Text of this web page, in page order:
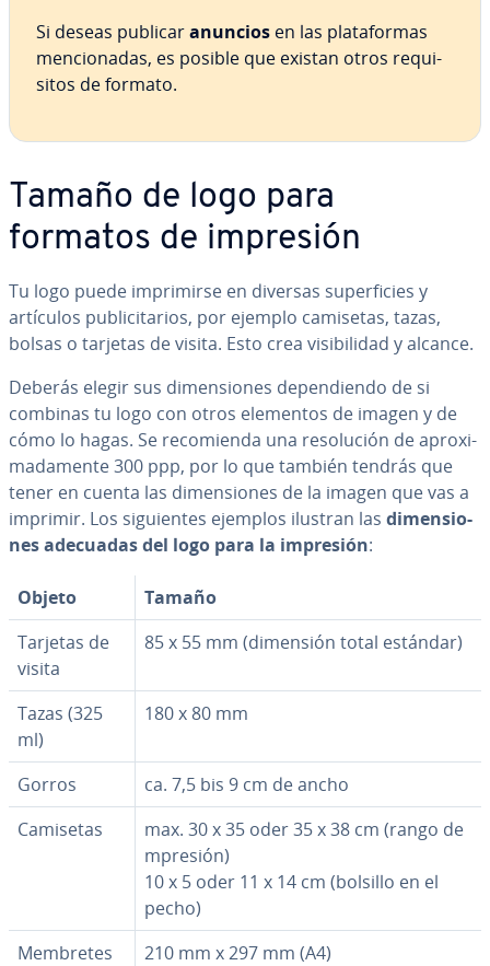
Si deseas publicaranuncios en las pla­ta­fo­r­mas
me­n­cio­na­das, es posible que existan otros re­qui­
si­tos de formato.
Tamaño de logo para
formatos de impresión
Tu logo puede im­pri­mi­r­se en diversas su­pe­r­fi­cies y
artículos pu­bli­ci­ta­rios, por ejemplo camisetas, tazas,
bolsas o tarjetas de visita. Esto crea vi­si­bi­li­dad y alcance.
Deberás elegir sus di­me­n­sio­nes de­pe­n­die­n­do de si
combinas tu logo con otros elementos de imagen y de
cómo lo hagas. Se re­co­mie­n­da una re­so­lu­ción de apro­xi­
ma­da­me­n­te 300 ppp, por lo que también tendrás que
tener en cuenta las di­me­n­sio­nes de la imagen que vas a
imprimir. Los si­guie­n­tes ejemplos ilustran las di­me­n­sio­
nes adecuadas del logo para la impresión:
Objeto
Tamaño
Tarjetas de
visita
85 x 55 mm (dimensión total estándar)
Tazas (325
ml)
180 x 80 mm
Gorros
ca. 7,5 bis 9 cm de ancho
Camisetas
max. 30 x 35 oder 35 x 38 cm (rango de
mpresión)
10 x 5 oder 11 x 14 cm (bolsillo en el
pecho)
Membretes
210 mm x 297 mm (A4)